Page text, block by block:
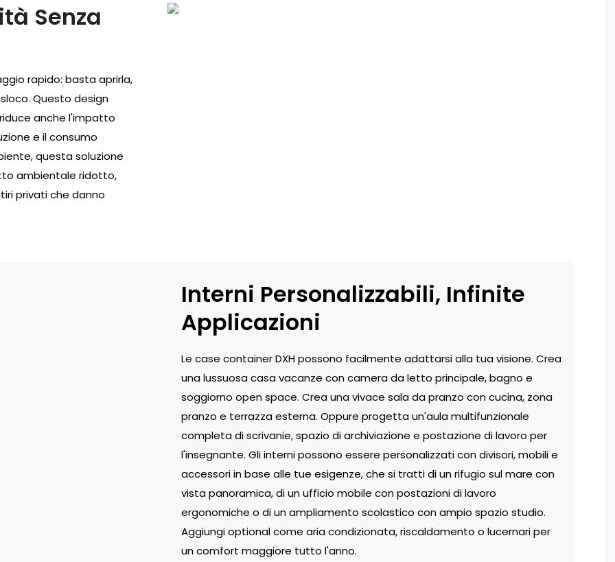
Senza
rapido: basta aprirla,
Questo design
anche l'impatto
e il consumo
questa soluzione
ambientale ridotto,
privati ​​che danno
Interni Personalizzabili, Infinite
Applicazioni
Le case container DXH possono facilmente adattarsi alla tua visione. Crea
una lussuosa casa vacanze con camera da letto principale, bagno e
soggiorno open space. Crea una vivace sala da pranzo con cucina, zona
pranzo e terrazza esterna. Oppure progetta un'aula multifunzionale
completa di scrivanie, spazio di archiviazione e postazione di lavoro per
l'insegnante. Gli interni possono essere personalizzati con divisori, mobili e
accessori in base alle tue esigenze, che si tratti di un rifugio sul mare con
vista panoramica, di un ufficio mobile con postazioni di lavoro
ergonomiche o di un ampliamento scolastico con ampio spazio studio.
Aggiungi optional come aria condizionata, riscaldamento o lucernari per
un comfort maggiore tutto l'anno.